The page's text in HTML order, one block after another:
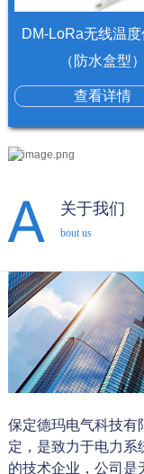
DM-LoRa无线温
（防水盒型）
查看详情
关于我们
bout us
保定德玛电气科技有
定，是致力于电力系
的技术企业，公司是